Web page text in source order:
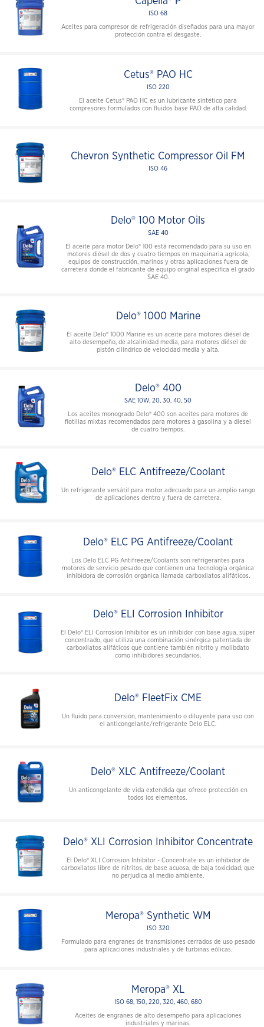
ISO 68
Aceites para compresor de refrigeración diseñados para una mayor
protección contra el desgaste.
Cetus® PAO HC
ISO 220
El aceite Cetus® PAO HC es un lubricante sintético para
compresores formulados con fluidos base PAO de alta calidad.
Chevron Synthetic Compressor Oil FM
ISO 46
Delo® 100 Motor Oils
SAE 40
El aceite para motor Delo® 100 está recomendado para su uso en
motores diésel de dos y cuatro tiempos en maquinaria agrícola,
equipos de construcción, marinos y otras aplicaciones fuera de
carretera donde el fabricante de equipo original especifica el grado
SAE 40.
Delo® 1000 Marine
El aceite Delo® 1000 Marine es un aceite para motores diésel de
alto desempeño, de alcalinidad media, para motores diésel de
pistón cilíndrico de velocidad media y alta.
Delo® 400
SAE 10W, 20, 30, 40, 50
Los aceites monogrado Delo® 400 son aceites para motores de
flotillas mixtas recomendados para motores a gasolina y a diesel
de cuatro tiempos.
Delo® ELC Antifreeze/Coolant
Un refrigerante versátil para motor adecuado para un amplio rango
de aplicaciones dentro y fuera de carretera.
Delo® ELC PG Antifreeze/Coolant
Los Delo ELC PG Antifreeze/Coolants son refrigerantes para
motores de servicio pesado que contienen una tecnología orgánica
inhibidora de corrosión orgánica llamada carboxilatos alifáticos.
Delo® ELI Corrosion Inhibitor
El Delo® ELI Corrosion Inhibitor es un inhibidor con base agua, súper
concentrado, que utiliza una combinación sinérgica patentada de
carboxilatos alifáticos que contiene también nitrito y molibdato
como inhibidores secundarios.
Delo® FleetFix CME
Un fluido para conversión, mantenimiento o diluyente para uso con
el anticongelante/refrigerante Delo ELC.
Delo® XLC Antifreeze/Coolant
Un anticongelante de vida extendida que ofrece protección en
todos los elementos.
Delo® XLI Corrosion Inhibitor Concentrate
El Delo® XLI Corrosion Inhibitor - Concentrate es un inhibidor de
carboxilatos libre de nitritos, de base acuosa, de baja toxicidad, que
no perjudica al medio ambiente.
Meropa® Synthetic WM
ISO 320
Formulado para engranes de transmisiones cerrados de uso pesado
para aplicaciones industriales y de turbinas eólicas.
Meropa® XL
ISO 68, 150, 220, 320, 460, 680
Aceites de engranes de alto desempeño para aplicaciones
industriales y marinas.